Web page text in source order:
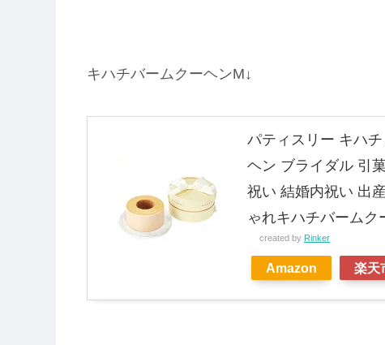
キハチバームクーヘンM↓
パティスリー キハ
ヘン ブライダル 引
祝い 結婚内祝い 出
ゃれキハチバームク
created by Rinker
Amazon 楽天